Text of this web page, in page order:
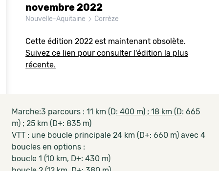
novembre 2022
Nouvelle-Aquitaine Corrèze
Cette édition 2022 est maintenant obsolète.
Suivez ce lien pour consulter l'édition la plus
récente.
Marche:3 parcours : 11 km (D: 400 m) ; 18 km (D: 665
m) ; 25 km (D+: 835 m)
VTT : une boucle principale 24 km (D+: 660 m) avec 4
boucles en options :
boucle 1 (10 km, D+: 430 m)